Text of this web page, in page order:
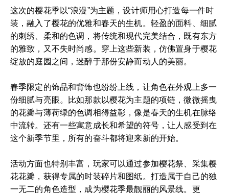
这次的樱花季以“浪漫”为主题，设计师用心打造每一件时
装，融入了樱花的优雅和春天的生机。轻盈的面料、细腻
的刺绣、柔和的色调，将传统和现代完美结合，既有东方
的雅致，又不失时尚感。穿上这些新装，仿佛置身于樱花
绽放的庭园之间，迷醉于那份安静而动人的美丽。
春季限定的饰品和背饰也纷纷上线，让角色在外观上多一
份细腻与亮眼。比如那款以樱花为主题的项链，微微摇曳
的花瓣与薄荷绿的色调相得益彰，像是春天的生机在脉络
中流转。还有一些寓意成长和希望的符号，让人感受到在
这个新季节里，所有的奋斗都将迎来新的开始。
活动方面也特别丰富，玩家可以通过参加樱花祭、采集樱
花花瓣，获得专属的时装碎片和图纸。打造属于自己的独
一无二的角色造型，成为樱花季最靓丽的风景线。更